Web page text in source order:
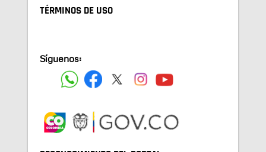
TÉRMINOS DE USO
Síguenos: